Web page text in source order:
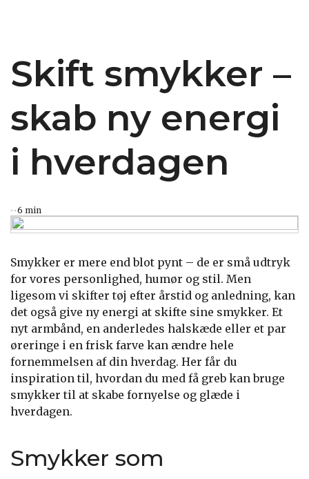
Skift smykker –
skab ny energi
i hverdagen
6 min
Smykker er mere end blot pynt – de er små udtryk
for vores personlighed, humør og stil. Men
ligesom vi skifter tøj efter årstid og anledning, kan
det også give ny energi at skifte sine smykker. Et
nyt armbånd, en anderledes halskæde eller et par
øreringe i en frisk farve kan ændre hele
fornemmelsen af din hverdag. Her får du
inspiration til, hvordan du med få greb kan bruge
smykker til at skabe fornyelse og glæde i
hverdagen.
Smykker som